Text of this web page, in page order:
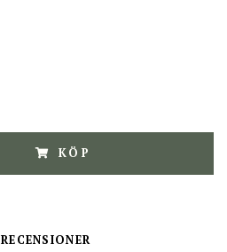
KÖP
RECENSIONER